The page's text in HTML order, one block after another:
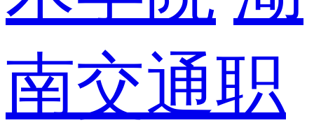
南交通职